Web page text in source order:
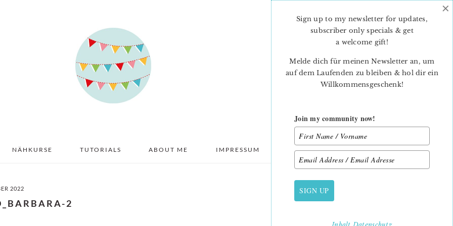
NÄHKURSE TUTORIALS ABOUT ME IMPRESSUM DATENSCHUTZ
2022
2
PRIMARY
SIDEBAR
Sign up to my newsletter for updates,
subscriber only specials & get
a welcome gift!
Melde dich für meinen Newsletter an, um
auf dem Laufenden zu bleiben & hol dir ein
Willkommensgeschenk!
Join my community now!
SIGN UP
×